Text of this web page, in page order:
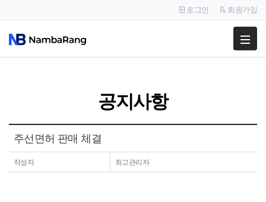
팔고
공지사항
이용후기
로그인 회원가입
공지사항
주선면허 판매 체결
작성자 최고관리자